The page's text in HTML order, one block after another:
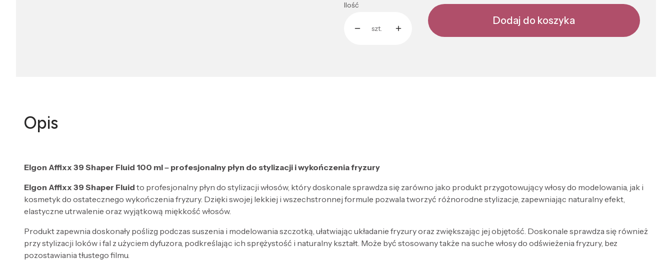
Ilość
szt.
Dodaj do koszyka
Opis
Elgon Affixx 39 Shaper Fluid 100 ml – profesjonalny płyn do stylizacji i wykończenia fryzury
Elgon Affixx 39 Shaper Fluid to profesjonalny płyn do stylizacji włosów, który doskonale sprawdza się zarówno jako produkt przygotowujący włosy do modelowania, jak i
kosmetyk do ostatecznego wykończenia fryzury. Dzięki swojej lekkiej i wszechstronnej formule pozwala tworzyć różnorodne stylizacje, zapewniając naturalny efekt,
elastyczne utrwalenie oraz wyjątkową miękkość włosów.
Produkt zapewnia doskonały poślizg podczas suszenia i modelowania szczotką, ułatwiając układanie fryzury oraz zwiększając jej objętość. Doskonale sprawdza się również
przy stylizacji loków i fal z użyciem dyfuzora, podkreślając ich sprężystość i naturalny kształt. Może być stosowany także na suche włosy do odświeżenia fryzury, bez
pozostawiania tłustego filmu.